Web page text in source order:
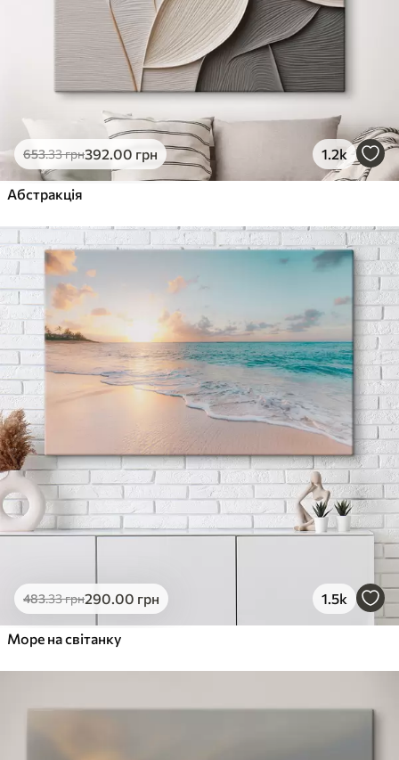
653.33грн392.00 грн 1.2k
Абстракція
483.33грн290.00 грн 1.5k
Море на світанку